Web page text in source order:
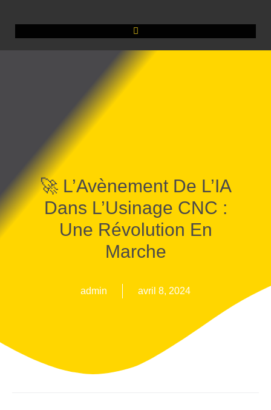
🚀 L’Avènement De L’IA
Dans L’Usinage CNC :
Une Révolution En
Marche
admin avril 8, 2024